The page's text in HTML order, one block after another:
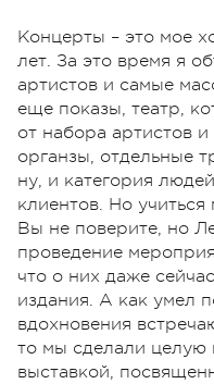
Концерты – это мое
лет. За это время я
артистов и самые
еще показы, театр,
от набора артистов
органзы, отдельные
ну, и категория
клиентов. Но
Вы не поверите, но
проведение
что о них даже
издания. А как умел
вдохновения
то мы сделали целую
выставкой,